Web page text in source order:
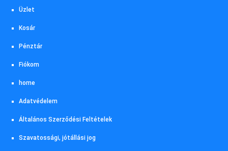
Üzlet
Kosár
Pénztár
Fiókom
home
Adatvédelem
Általános Szerződési Feltételek
Szavatossági, jótállási jog